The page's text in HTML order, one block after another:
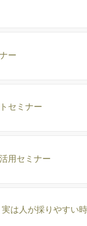
ー
セミナー
用セミナー
は人が採りやすい